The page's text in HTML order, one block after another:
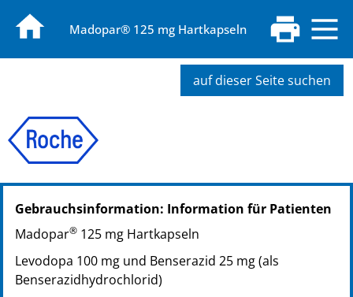
Madopar® 125 mg Hartkapseln
auf dieser Seite suchen
PZN: 03395803
PPN: 110339580368
NTIN: 04150033958031
Gebrauchsinformation: Information für Patienten
Madopar® 125 mg Hartkapseln
Levodopa 100 mg und Benserazid 25 mg (als
Benserazidhydrochlorid)